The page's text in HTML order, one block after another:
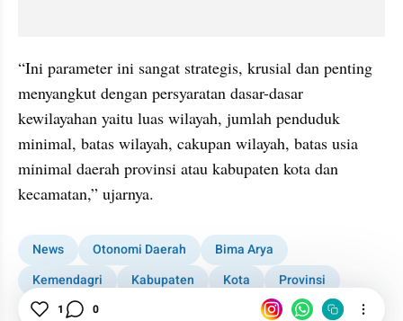
“Ini parameter ini sangat strategis, krusial dan penting
menyangkut dengan persyaratan dasar-dasar
kewilayahan yaitu luas wilayah, jumlah penduduk
minimal, batas wilayah, cakupan wilayah, batas usia
minimal daerah provinsi atau kabupaten kota dan
kecamatan,” ujarnya.
News Otonomi Daerah
Bima Arya
Kemendagri
Kabupaten Kota
Provinsi
Daerah Istimewa
1 0